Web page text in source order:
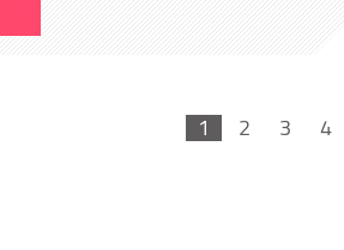
1 2 3 4